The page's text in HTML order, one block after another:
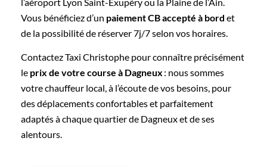
Vous bénéficiez d’un paiement CB accepté à bord et
de la possibilité de réserver 7j/7 selon vos horaires.
Contactez Taxi Christophe pour connaître précisément
le prix de votre course à Dagneux : nous sommes
votre chauffeur local, à l’écoute de vos besoins, pour
des déplacements confortables et parfaitement
adaptés à chaque quartier de Dagneux et de ses
alentours.